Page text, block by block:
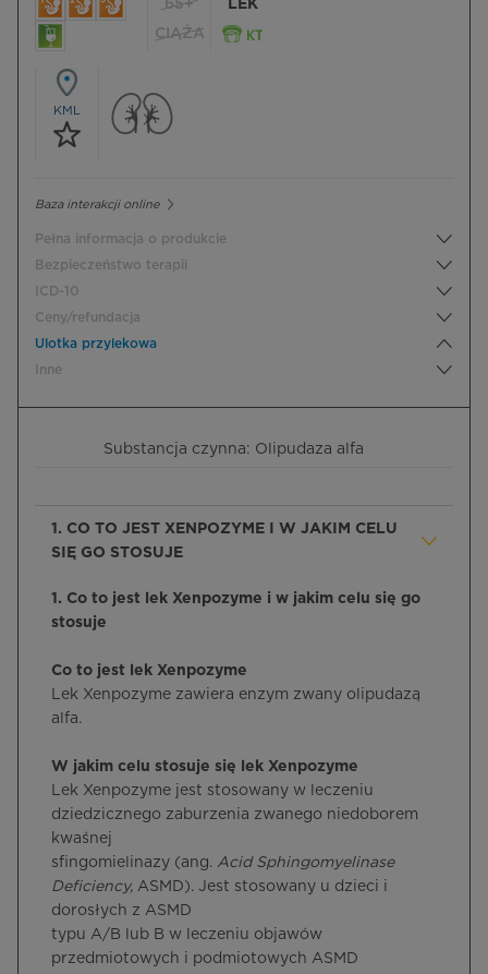
65+
CIĄŻA
LEK
KML
Baza interakcji online
Pełna informacja o produkcie
Bezpieczeństwo terapii
ICD-10
Ceny/refundacja
Ulotka przylekowa
Inne
Substancja czynna: Olipudaza alfa
1. CO TO JEST XENPOZYME I W JAKIM CELU
SIĘ GO STOSUJE
1. Co to jest lek Xenpozyme i w jakim celu się go
stosuje
Co to jest lek Xenpozyme
Lek Xenpozyme zawiera enzym zwany olipudazą
alfa.
W jakim celu stosuje się lek Xenpozyme
Lek Xenpozyme jest stosowany w leczeniu
dziedzicznego zaburzenia zwanego niedoborem
kwaśnej
sfingomielinazy (ang. Acid Sphingomyelinase
Deficiency, ASMD). Jest stosowany u dzieci i
dorosłych z ASMD
typu A/B lub B w leczeniu objawów
przedmiotowych i podmiotowych ASMD